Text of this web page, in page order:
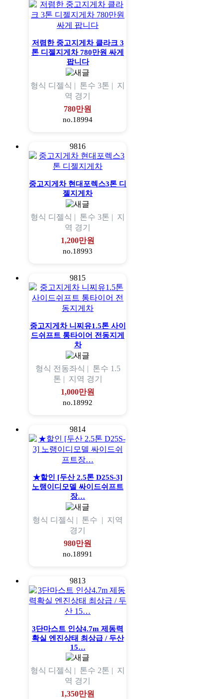
저렴한 중고지게차 클라크 3
톤 디젤지게차 780만원 싸게
팝니다
형식 디젤식 | 톤수 3톤 | 지
역 경기
780만원
no.18994
9816
중고지게차 현대포렉스3톤 디
젤지게차
형식 디젤식 | 톤수 3톤 | 지
역 경기
1,200만원
no.18993
9815
중고지게차 니찌유1.5톤 사이
드쉬프트 통타이어 전동지게
차
형식 전동좌식 | 톤수 1.5
톤 | 지역 경기
1,000만원
no.18992
9814
★할인 [두산 2.5톤 D25S-3]
노랭이디모델 싸이드쉬프트
장…
형식 디젤식 | 톤수 | 지역
경기
980만원
no.18991
9813
3단마스트 인상4.7m 제동력
확실 엔진상태 최상급 / 두산
15…
형식 디젤식 | 톤수 2톤 | 지
역 경기
1,350만원